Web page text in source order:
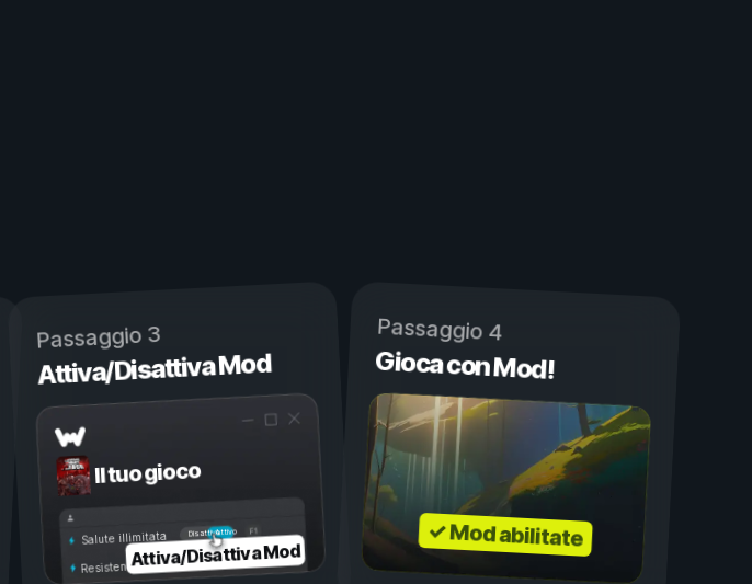
Passaggio 3
Attiva/Disattiva Mod
Il tuo gioco
Attivo
Disattivo
Salute illimitata
Resistenza illimitata
Attiva/Disattiva Mod
Passaggio 4
Gioca con Mod!
✓ Mod abilitate